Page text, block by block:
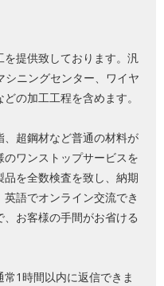
提供致しております。汎
シニングセンター、ワイヤ
の加工工程を含めます。
超鋼材など普通の材料が
ワンストップサービスを
を全数検査を致し、納期
語でオンライン交流でき
お客様の手間がお省ける
1時間以内に返信できま